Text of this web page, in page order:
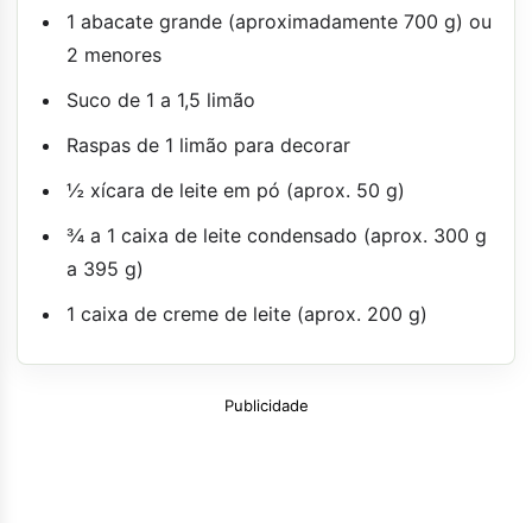
1 abacate grande (aproximadamente 700 g) ou
2 menores
Suco de 1 a 1,5 limão
Raspas de 1 limão para decorar
½ xícara de leite em pó (aprox. 50 g)
¾ a 1 caixa de leite condensado (aprox. 300 g
a 395 g)
1 caixa de creme de leite (aprox. 200 g)
Publicidade